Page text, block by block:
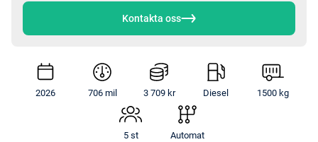
Kontakta oss
2026 706 mil 3 709 kr Diesel 1500 kg
5 st Automat